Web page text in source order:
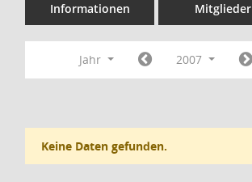
Informationen Mitglieder
Jahr 2007
Keine Daten gefunden.